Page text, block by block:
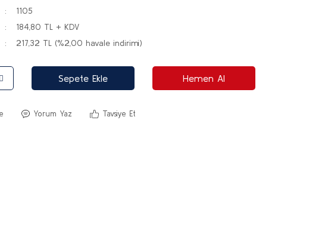
1105
184,80 TL + KDV
217,32 TL (%2,00 havale indirimi)
Sepete Ekle Hemen Al
Yorum Yaz Tavsiye Et